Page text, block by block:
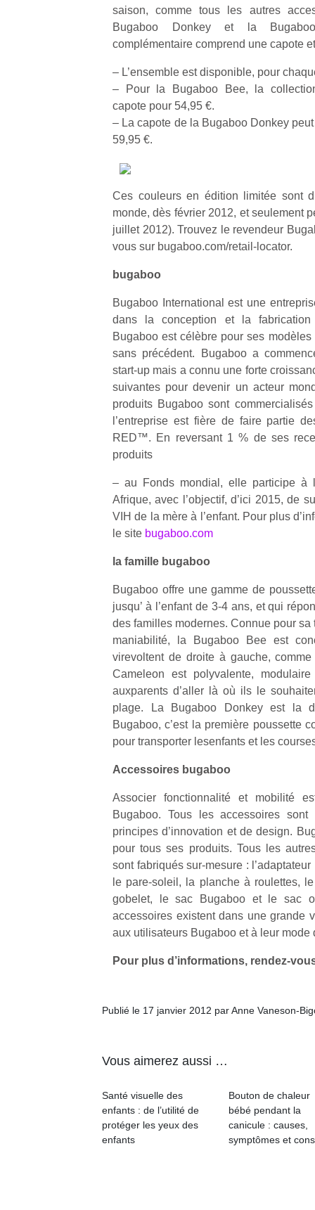
saison, comme tous les autres
Bugaboo Donkey et la Bugaboo
complémentaire comprend une capote
– L’ensemble est disponible, pour
– Pour la Bugaboo Bee, la
capote pour 54,95 €.
– La capote de la Bugaboo Donkey
59,95 €.
Ces couleurs en édition limitée sont
monde, dès février 2012, et seulement
juillet 2012). Trouvez le revendeur
vous sur bugaboo.com/retail-locator.
bugaboo
Bugaboo International est une
dans la conception et la
Bugaboo est célèbre pour ses
sans précédent. Bugaboo a
start-up mais a connu une forte
suivantes pour devenir un acteur
produits Bugaboo sont
l’entreprise est fière de faire partie
RED™. En reversant 1 % de ses
produits
– au Fonds mondial, elle participe à
Afrique, avec l’objectif, d’ici 2015, de
VIH de la mère à l’enfant. Pour plus
le site bugaboo.com
la famille bugaboo
Bugaboo offre une gamme de
jusqu’ à l’enfant de 3-4 ans, et qui
des familles modernes. Connue pour
maniabilité, la Bugaboo Bee est
virevoltent de droite à gauche,
Cameleon est polyvalente,
auxparents d’aller là où ils le
plage. La Bugaboo Donkey est la
Bugaboo, c’est la première poussette
pour transporter lesenfants et les
Accessoires bugaboo
Associer fonctionnalité et mobilité
Bugaboo. Tous les accessoires
principes d’innovation et de design.
pour tous ses produits. Tous les
sont fabriqués sur-mesure :
le pare-soleil, la planche à roulettes,
gobelet, le sac Bugaboo et le sac
accessoires existent dans une grande
aux utilisateurs Bugaboo et à leur mode
Pour plus d’informations, rendez-
Publié le 17 janvier 2012 par Anne Vaneson-
Vous aimerez aussi …
Santé visuelle des
enfants : de l’utilité de
protéger les yeux des
enfants
Bouton de chaleur
bébé pendant la
canicule : causes,
symptômes et
à
NextGen,
nouvelle
Beeper
débordent
Varier les
occupations
n’est pas
Des
pour les
beaux
jours, c’est
l’occasion
rêvée